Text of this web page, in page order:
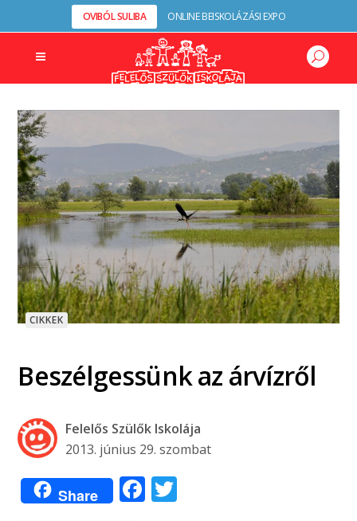
OVIBÓL SULIBA ONLINE BEISKOLÁZÁSI EXPO
CIKKEK
Beszélgessünk az árvízről
Felelős Szülők Iskolája
2013. június 29. szombat
Share Facebook